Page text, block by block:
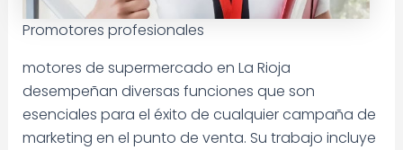
Promotores profesionales
motores de supermercado en La Rioja
desempeñan diversas funciones que son
esenciales para el éxito de cualquier campaña de
marketing en el punto de venta. Su trabajo incluye